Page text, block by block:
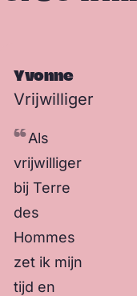
Yvonne
Vrijwilliger
Als
vrijwilliger
bij Terre
des
Hommes
zet ik mijn
tijd en